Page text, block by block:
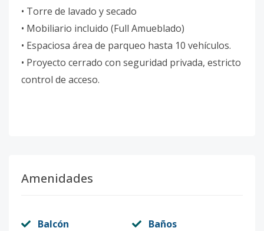
•⁠ ⁠Torre de lavado y secado
•⁠ ⁠Mobiliario incluido (Full Amueblado)
•⁠ ⁠Espaciosa área de parqueo hasta 10 vehículos.
•⁠ ⁠Proyecto cerrado con seguridad privada, estricto
control de acceso.
Amenidades
Balcón Baños